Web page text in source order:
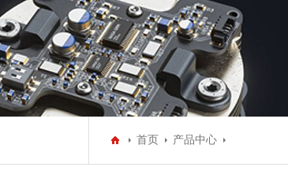
首页 产品中心